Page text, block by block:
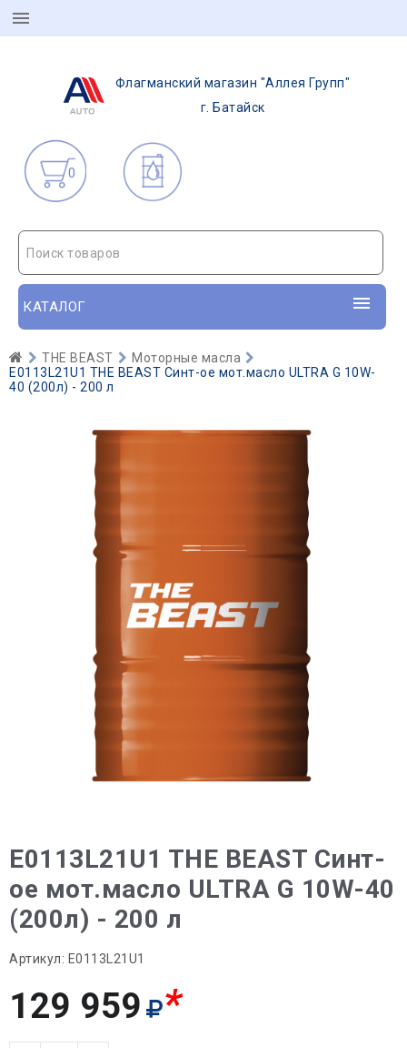
Флагманский магазин "Аллея Групп"
г. Батайск
0
Поиск товаров
КАТАЛОГ
THE BEAST
Моторные масла
E0113L21U1 THE BEAST Синт-ое мот.масло ULTRA G 10W-
40 (200л) - 200 л
E0113L21U1 THE BEAST Синт-
ое мот.масло ULTRA G 10W-40
(200л) - 200 л
Артикул: E0113L21U1
129 959 *